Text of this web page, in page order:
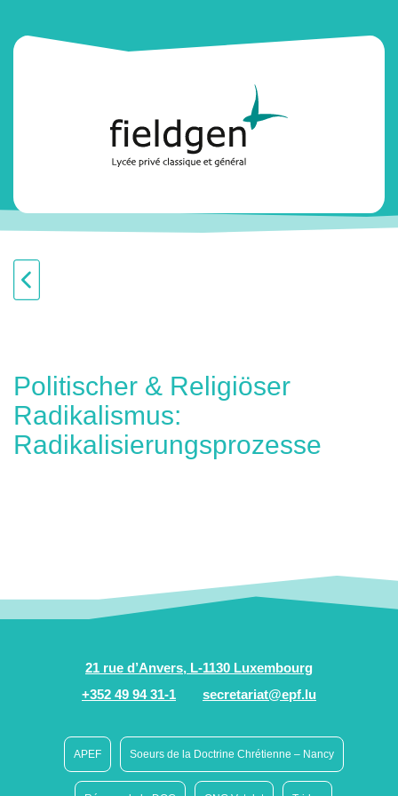
Politischer & Religiöser
Radikalismus:
Radikalisierungsprozesse
21 rue d’Anvers, L-1130 Luxembourg
+352 49 94 31-1
secretariat@epf.lu
APEF Soeurs de la Doctrine Chrétienne – Nancy